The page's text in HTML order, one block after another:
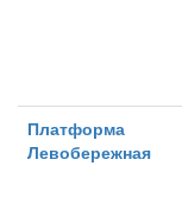
Платформа
Левобережная